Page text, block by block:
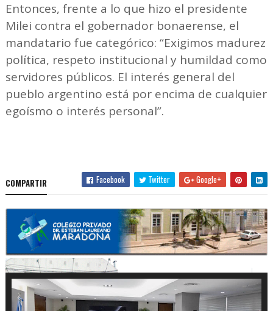
Entonces, frente a lo que hizo el presidente
Milei contra el gobernador bonaerense, el
mandatario fue categórico: “Exigimos madurez
política, respeto institucional y humildad como
servidores públicos. El interés general del
pueblo argentino está por encima de cualquier
egoísmo o interés personal”.
COMPARTIR Facebook Twitter Google+